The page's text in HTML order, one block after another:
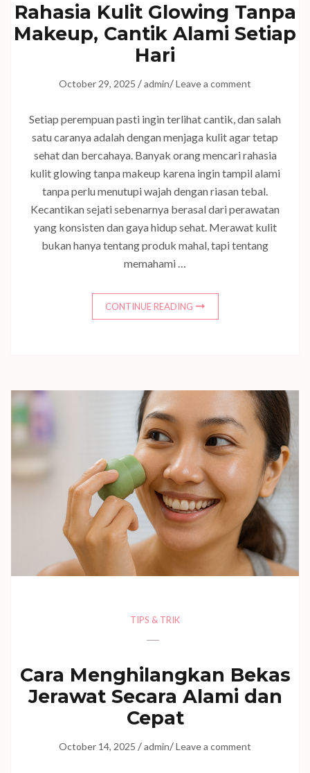
Rahasia Kulit Glowing Tanpa
Makeup, Cantik Alami Setiap
Hari
October 29, 2025 /admin/Leave a comment
Setiap perempuan pasti ingin terlihat cantik, dan salah
satu caranya adalah dengan menjaga kulit agar tetap
sehat dan bercahaya. Banyak orang mencari rahasia
kulit glowing tanpa makeup karena ingin tampil alami
tanpa perlu menutupi wajah dengan riasan tebal.
Kecantikan sejati sebenarnya berasal dari perawatan
yang konsisten dan gaya hidup sehat. Merawat kulit
bukan hanya tentang produk mahal, tapi tentang
memahami …
CONTINUE READING
TIPS & TRIK
Cara Menghilangkan Bekas
Jerawat Secara Alami dan
Cepat
October 14, 2025 /admin/Leave a comment